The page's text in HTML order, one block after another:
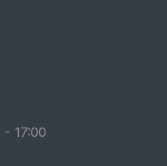
-17:00